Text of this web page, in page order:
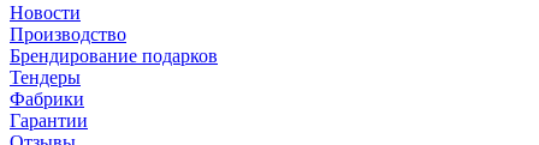
Новости
Производство
Брендирование подарков
Тендеры
Фабрики
Гарантии